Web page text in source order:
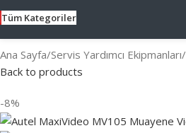
Tüm Kategoriler
Ana Sayfa/Servis Yardımcı Ekipmanları/
Back to products
-8%